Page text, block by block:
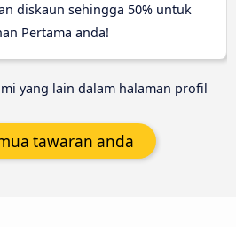
diskaun sehingga 50% untuk
Pertama anda!
yang lain dalam halaman profil
tawaran anda